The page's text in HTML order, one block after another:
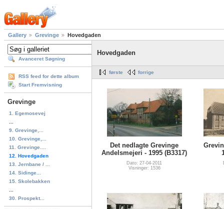
Gallery Grevinge Hovedgaden
Avanceret Søgning
RSS feed for dette album
Start Fremvisning
Grevinge
1. Egemosevej
9. Grevinge,...
10. Grevinge,...
11. Grevinge....
12. Hovedgaden
13. Jernbane / ...
14. Sidinge...
15. Skolebakken
30. Prospekt...
Hovedgaden
første forrige
Det nedlagte Grevinge
Andelsmejeri - 1995 (B3317)
Dato: 27-04-2011
Visninger: 1536